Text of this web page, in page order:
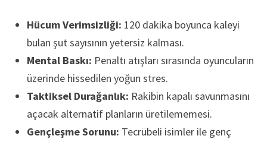
Hücum Verimsizliği: 120 dakika boyunca kaleyi
bulan şut sayısının yetersiz kalması.
Mental Baskı: Penaltı atışları sırasında oyuncuların
üzerinde hissedilen yoğun stres.
Taktiksel Durağanlık: Rakibin kapalı savunmasını
açacak alternatif planların üretilememesi.
Gençleşme Sorunu: Tecrübeli isimler ile genç